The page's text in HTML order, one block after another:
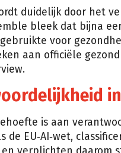
duidelijk door het
bleek dat bijna
voor
aan officiële
is aan
de EU‑AI‑wet,